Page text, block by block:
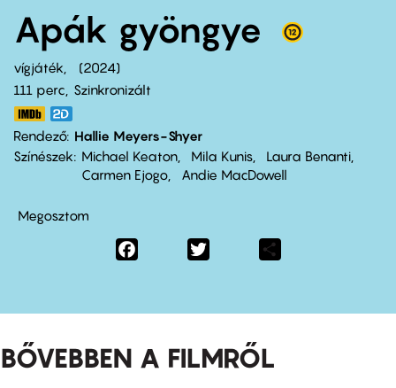
Apák gyöngye
vígjáték
2024
111 perc,
Szinkronizált
Rendező Hallie Meyers-Shyer
Színészek
Michael Keaton Mila Kunis
Laura Benanti
Carmen Ejogo
Andie MacDowell
Megosztom
Facebook
BŐVEBBEN A FILMRŐL